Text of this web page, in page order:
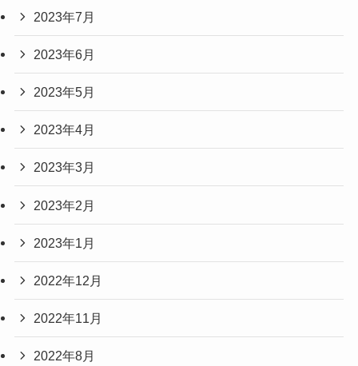
2023年7月
2023年6月
2023年5月
2023年4月
2023年3月
2023年2月
2023年1月
2022年12月
2022年11月
2022年8月